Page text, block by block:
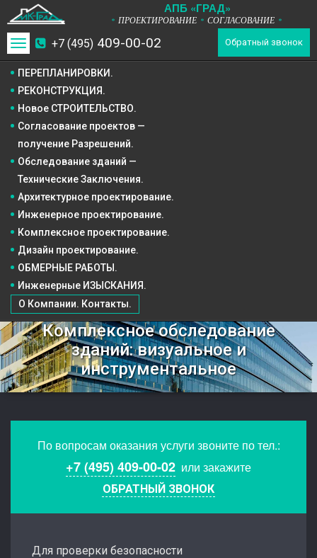
АПБ «ГРАД»
* ПРОЕКТИРОВАНИЕ * СОГЛАСОВАНИЕ *
+7 (495) 409-00-02 Обратный звонок
Toggle
navigation
ПЕРЕПЛАНИРОВКИ.
РЕКОНСТРУКЦИЯ.
Новое СТРОИТЕЛЬСТВО.
ОБМЕРНЫЕ РАБОТЫ.
Инженерные ИЗЫСКАНИЯ.
О Компании. Контакты.
Согласование проектов —
получение Разрешений.
Обследование зданий —
Технические Заключения.
Архитектурное проектирование.
Инженерное проектирование.
Комплексное проектирование.
Дизайн проектирование.
Комплексное обследование
зданий: визуальное и
инструментальное
По вопросам оказания услуги звоните по тел.:
+7 (495) 409-00-02 или закажите
ОБРАТНЫЙ ЗВОНОК
Для проверки безопасности